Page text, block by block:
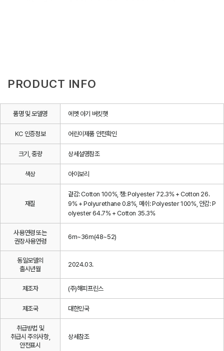
PRODUCT INFO
품명 및 모델명 에멧 아기 버킷햇
KC 인증정보 어린이제품 안전확인
크기, 중량 상세설명참조
색상 아이보리
재질
겉감: Cotton 100%, 챙: Polyester 72.3% + Cotton 26.
9% + Polyurethane 0.8%, 메쉬: Polyester 100%, 안감: P
olyester 64.7% + Cotton 35.3%
사용연령 또는
권장사용연령
6m~36m(48~52)
동일모델의
출시년월
2024.03.
제조자 (주)해피프린스
제조국 대한민국
취급방법 및
취급시 주의사항,
안전표시
상세참조